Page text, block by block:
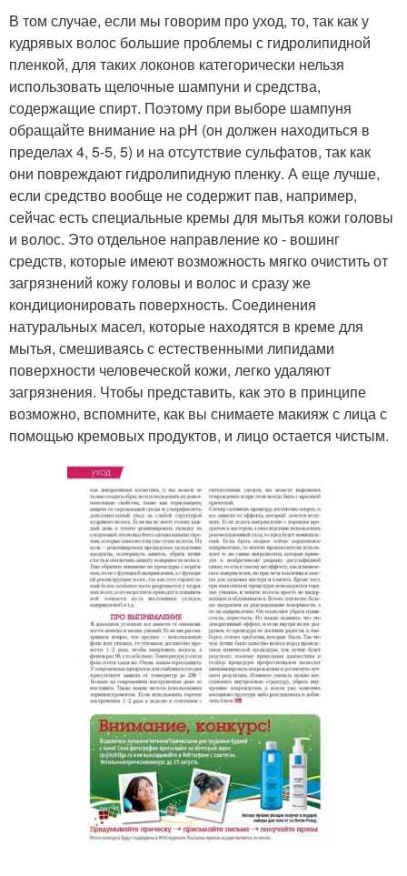
В том случае, если мы говорим про уход, то, так как у
кудрявых волос большие проблемы с гидролипидной
пленкой, для таких локонов категорически нельзя
использовать щелочные шампуни и средства,
содержащие спирт. Поэтому при выборе шампуня
обращайте внимание на pH (он должен находиться в
пределах 4, 5-5, 5) и на отсутствие сульфатов, так как
они повреждают гидролипидную пленку. А еще лучше,
если средство вообще не содержит пав, например,
сейчас есть специальные кремы для мытья кожи головы
и волос. Это отдельное направление ко - вошинг
средств, которые имеют возможность мягко очистить от
загрязнений кожу головы и волос и сразу же
кондиционировать поверхность. Соединения
натуральных масел, которые находятся в креме для
мытья, смешиваясь с естественными липидами
поверхности человеческой кожи, легко удаляют
загрязнения. Чтобы представить, как это в принципе
возможно, вспомните, как вы снимаете макияж с лица с
помощью кремовых продуктов, и лицо остается чистым.